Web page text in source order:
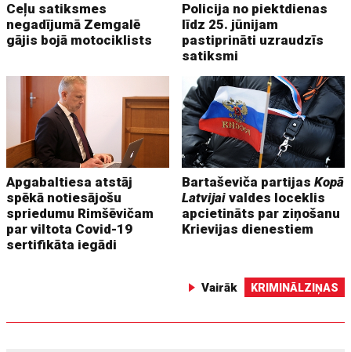
Ceļu satiksmes
negadījumā Zemgalē
gājis bojā motociklists
Policija no piektdienas
līdz 25. jūnijam
pastiprināti uzraudzīs
satiksmi
Apgabaltiesa atstāj
spēkā notiesājošu
spriedumu Rimšēvičam
par viltota Covid-19
sertifikāta iegādi
Bartaševiča partijasKopā
Latvijai valdes loceklis
apcietināts par ziņošanu
Krievijas dienestiem
Vairāk KRIMINĀLZIŅAS